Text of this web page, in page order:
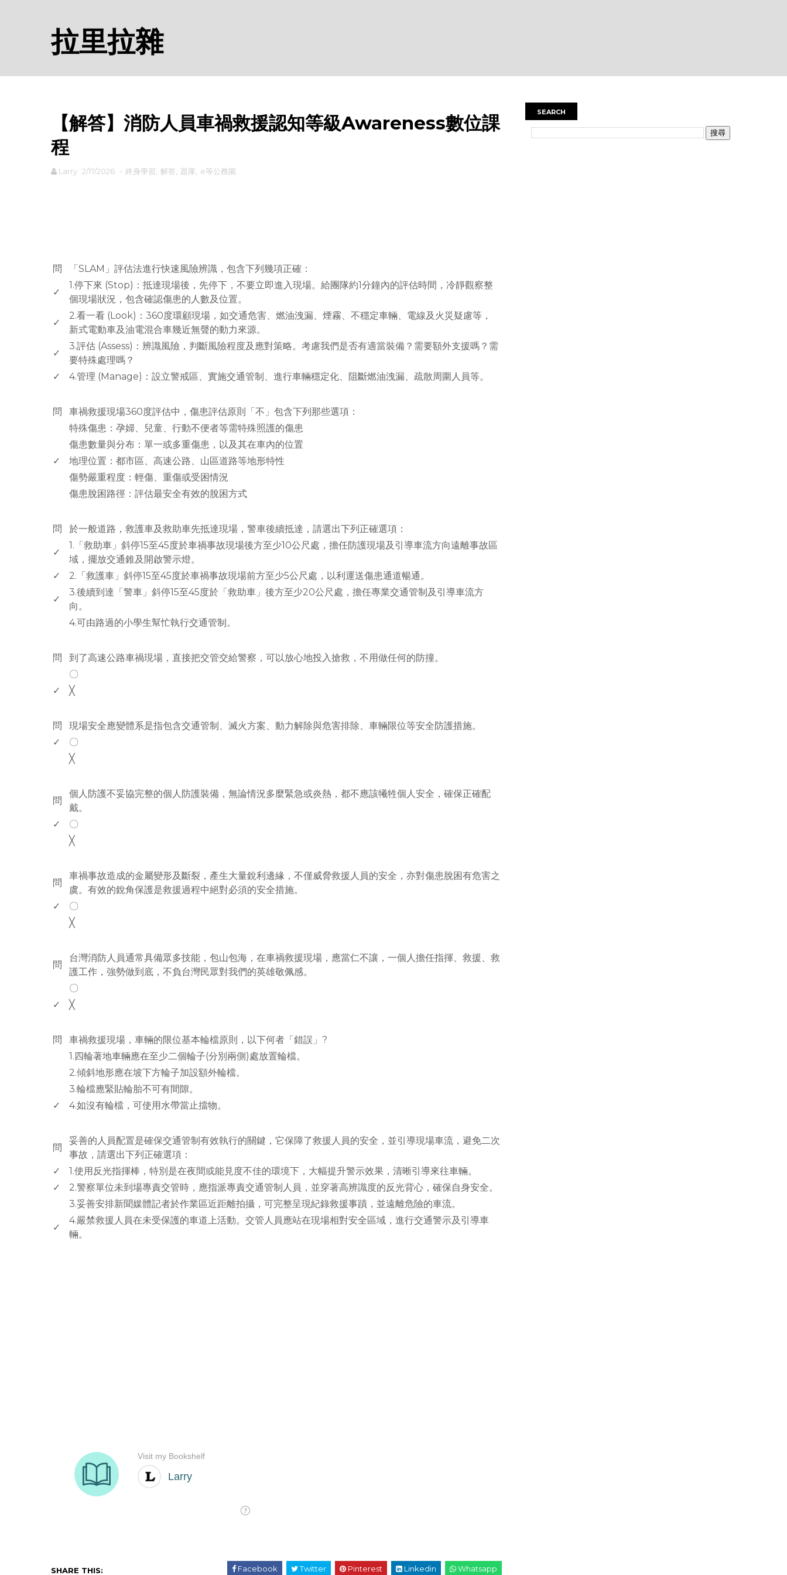
拉里拉雜
【解答】消防人員車禍救援認知等級Awareness數位課
程
Larry 2/17/2026 - 終身學習 解答 題庫 e等公務園
問
「SLAM」評估法進行快速風險辨識，包含下列幾項正確：
✓
1.停下來 (Stop)：抵達現場後，先停下，不要立即進入現場。給團隊約1分鐘內的評估時間，冷靜觀察整
個現場狀況，包含確認傷患的人數及位置。
✓
2.看一看 (Look)：360度環顧現場，如交通危害、燃油洩漏、煙霧、不穩定車輛、電線及火災疑慮等，
新式電動車及油電混合車幾近無聲的動力來源。
✓
3.評估 (Assess)：辨識風險，判斷風險程度及應對策略。考慮我們是否有適當裝備？需要額外支援嗎？需
要特殊處理嗎？
✓
4.管理 (Manage)：設立警戒區、實施交通管制、進行車輛穩定化、阻斷燃油洩漏、疏散周圍人員等。
問
車禍救援現場360度評估中，傷患評估原則「不」包含下列那些選項：
特殊傷患：孕婦、兒童、行動不便者等需特殊照護的傷患
傷患數量與分布：單一或多重傷患，以及其在車內的位置
✓
地理位置：都市區、高速公路、山區道路等地形特性
傷勢嚴重程度：輕傷、重傷或受困情況
傷患脫困路徑：評估最安全有效的脫困方式
問
於一般道路，救護車及救助車先抵達現場，警車後續抵達，請選出下列正確選項：
✓
1.「救助車」斜停15至45度於車禍事故現場後方至少10公尺處，擔任防護現場及引導車流方向遠離事故區
域，擺放交通錐及開啟警示燈。
✓
2.「救護車」斜停15至45度於車禍事故現場前方至少5公尺處，以利運送傷患通道暢通。
✓
3.後續到達「警車」斜停15至45度於「救助車」後方至少20公尺處，擔任專業交通管制及引導車流方
向。
4.可由路過的小學生幫忙執行交通管制。
問
到了高速公路車禍現場，直接把交管交給警察，可以放心地投入搶救，不用做任何的防撞。
〇
✓
╳
問
現場安全應變體系是指包含交通管制、滅火方案、動力解除與危害排除、車輛限位等安全防護措施。
✓
〇
╳
問
個人防護不妥協完整的個人防護裝備，無論情況多麼緊急或炎熱，都不應該犧牲個人安全，確保正確配
戴。
✓
〇
╳
問
車禍事故造成的金屬變形及斷裂，產生大量銳利邊緣，不僅威脅救援人員的安全，亦對傷患脫困有危害之
虞。有效的銳角保護是救援過程中絕對必須的安全措施。
✓
〇
╳
問
台灣消防人員通常具備眾多技能，包山包海，在車禍救援現場，應當仁不讓，一個人擔任指揮、救援、救
護工作，強勢做到底，不負台灣民眾對我們的英雄敬佩感。
〇
✓
╳
問
車禍救援現場，車輛的限位基本輪檔原則，以下何者「錯誤」?
1.四輪著地車輛應在至少二個輪子(分別兩側)處放置輪檔。
2.傾斜地形應在坡下方輪子加設額外輪檔。
3.輪檔應緊貼輪胎不可有間隙。
✓
4.如沒有輪檔，可使用水帶當止擋物。
問
妥善的人員配置是確保交通管制有效執行的關鍵，它保障了救援人員的安全，並引導現場車流，避免二次
事故，請選出下列正確選項：
✓
1.使用反光指揮棒，特別是在夜間或能見度不佳的環境下，大幅提升警示效果，清晰引導來往車輛。
✓
2.警察單位未到場專責交管時，應指派專責交通管制人員，並穿著高辨識度的反光背心，確保自身安全。
3.妥善安排新聞媒體記者於作業區近距離拍攝，可完整呈現紀錄救援事蹟，並遠離危險的車流。
✓
4.嚴禁救援人員在未受保護的車道上活動。交管人員應站在現場相對安全區域，進行交通警示及引導車
輛。
SHARE THIS: Facebook Twitter Pinterest Linkedin Whatsapp
SEARCH